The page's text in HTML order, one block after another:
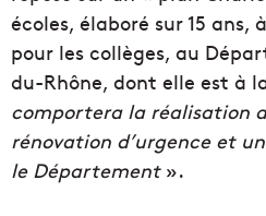
écoles, élaboré sur 15 ans,
pour les collèges, au
du-Rhône, dont elle est à
comportera la réalisation
rénovation d’urgence et
le Département».